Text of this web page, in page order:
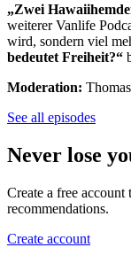
„Zwei
weiterer Vanlife
wird, sondern viel
bedeutet Freiheit?“
Moderation:
See all episodes
Never lose
Create a free account
recommendations.
Create account